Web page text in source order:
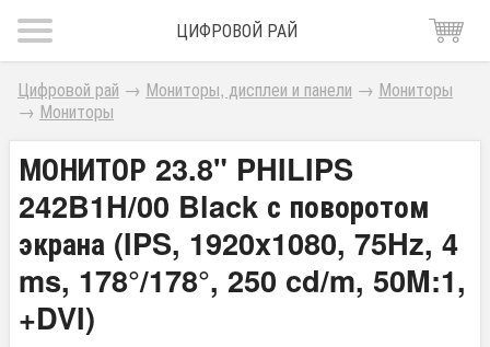
ЦИФРОВОЙ РАЙ
Цифровой рай → Мониторы, дисплеи и панели → Мониторы
→ Мониторы
МОНИТОР 23.8" PHILIPS
242B1H/00 Black с поворотом
экрана (IPS, 1920x1080, 75Hz, 4
ms, 178°/178°, 250 cd/m, 50M:1,
+DVI)